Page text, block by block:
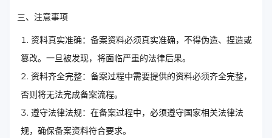
三、注意事项
资料真实准确：备案资料必须真实准确，不得伪造、捏造或
篡改。一旦被发现，将面临严重的法律后果。
资料齐全完整：备案过程中需要提供的资料必须齐全完整，
否则将无法完成备案流程。
遵守法律法规：在备案过程中，必须遵守国家相关法律法
规，确保备案资料符合要求。